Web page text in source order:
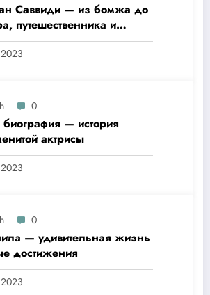
Саввиди — из бомжа до
путешественника и
президента —
биография
0
— история
актрисы
0
— удивительная жизнь
достижения